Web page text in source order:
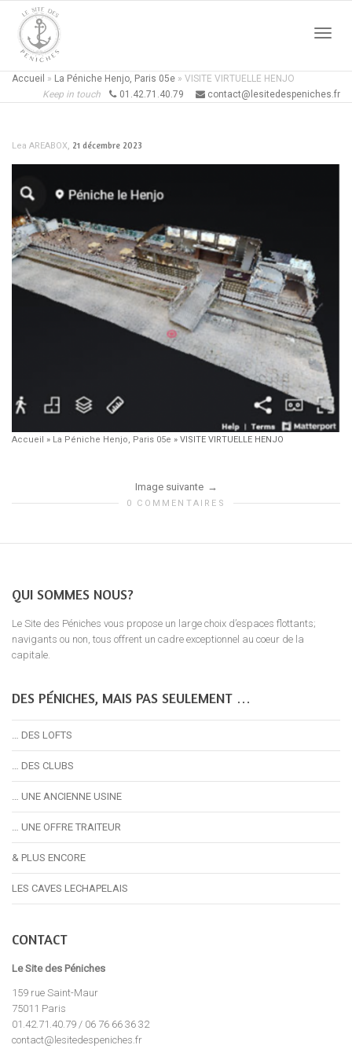
Accueil » La Péniche Henjo, Paris 05e » VISITE VIRTUELLE HENJO
Keep in touch
01.42.71.40.79 contact@lesitedespeniches.fr
Lea AREABOX, 21 décembre 2023
Accueil » La Péniche Henjo, Paris 05e » VISITE VIRTUELLE HENJO
Image suivante
0 COMMENTAIRES
QUI SOMMES NOUS?
Le Site des Péniches vous propose un large choix d’espaces flottants;
navigants ou non, tous offrent un cadre exceptionnel au coeur de la
capitale.
DES PÉNICHES, MAIS PAS SEULEMENT …
… DES LOFTS
… DES CLUBS
… UNE ANCIENNE USINE
… UNE OFFRE TRAITEUR
& PLUS ENCORE
LES CAVES LECHAPELAIS
CONTACT
Le Site des Péniches
159 rue Saint-Maur
75011 Paris
01.42.71.40.79 / 06 76 66 36 32
contact@lesitedespeniches.fr